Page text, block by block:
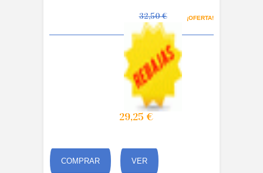
¡OFERTA!
32,50 €
29,25 €
COMPRAR VER